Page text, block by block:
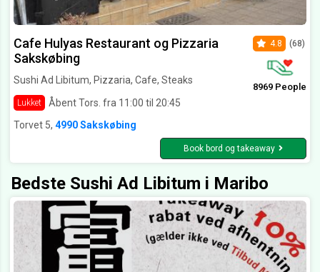
Cafe Hulyas Restaurant og Pizzaria
Sakskøbing
Sushi Ad Libitum, Pizzaria, Cafe, Steaks
Lukket Åbent Tors. fra 11:00 til 20:45
4.8 (68)
8969 People
Torvet 5, 4990 Sakskøbing
Book bord og takeaway
Bedste Sushi Ad Libitum i Maribo